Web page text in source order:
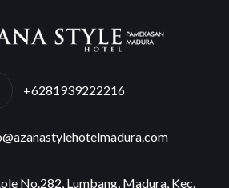
+6281939222216
No.282, Lumbang, Madura, Kec.